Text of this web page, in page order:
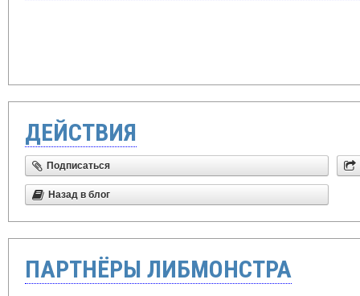
ДЕЙСТВИЯ
Подписаться
Назад в блог
ПАРТНЁРЫ ЛИБМОНСТРА